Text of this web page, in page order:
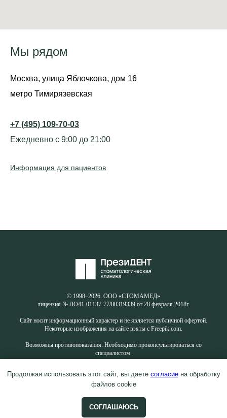
Мы рядом
Москва, улица Яблочкова, дом 16
метро Тимирязевская
+7 (495) 109-70-03
Ежедневно с 9:00 до 21:00
Информация для пациентов
Продолжая использовать этот сайт, вы даете согласиена обработку
файлов cookie
СОГЛАШАЮСЬ
© 1998–2026. ООО «СТОМАМЕД»
лицензия № ЛО41-01137-77/00319339 от 28 февраля 2018г.
Сайт носит информационный характер и не является публичной офертой.
Некоторые изображения на сайте взяты с Freepik.com.
Возможны противопоказания. Необходимо проконсультироваться со
специалистом.